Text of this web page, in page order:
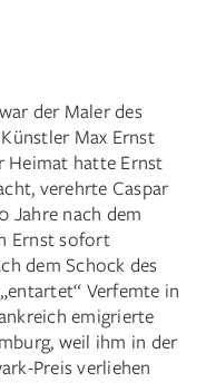
der Maler des
Max Ernst
Heimat hatte Ernst
verehrte Caspar
Jahre nach dem
Ernst sofort
dem Schock des
Verfemte in
emigrierte
weil ihm in der
Preis verliehen